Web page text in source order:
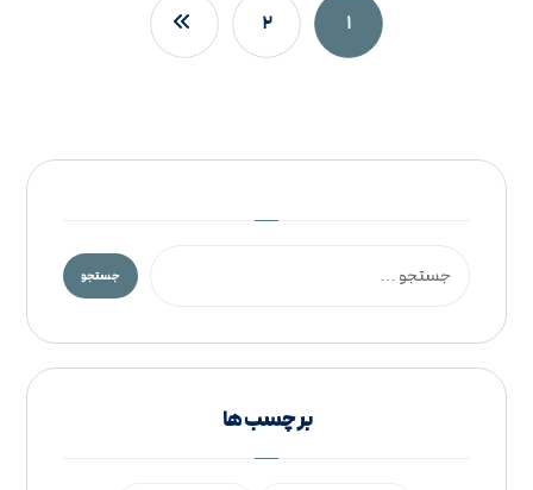
۱ ۲
بر چسب ها